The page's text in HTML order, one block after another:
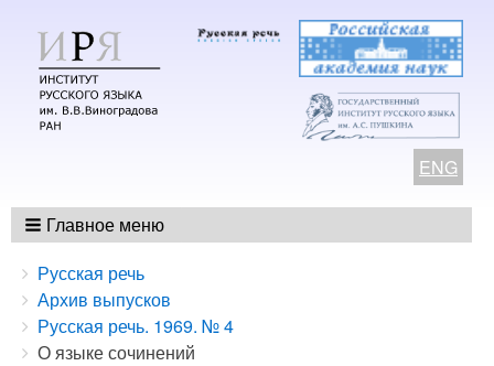
ENG
Главное меню
Breadcrumbs
You
are
here:
Русская речь
Архив выпусков
Русская речь. 1969. № 4
О языке сочинений